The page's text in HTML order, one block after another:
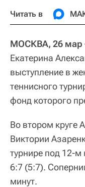
Читать в
МОСКВА, 26 мар
Екатерина
выступление в
теннисного
фонд которого
Во втором круге
Виктории
турнире под 12-
6:7 (5:7).
минут.